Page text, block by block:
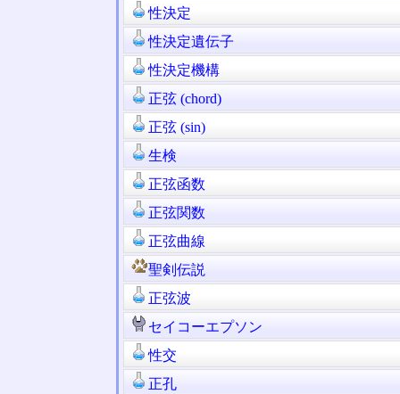
性決定
性決定遺伝子
性決定機構
正弦 (chord)
正弦 (sin)
生検
正弦函数
正弦関数
正弦曲線
聖剣伝説
正弦波
セイコーエプソン
性交
正孔